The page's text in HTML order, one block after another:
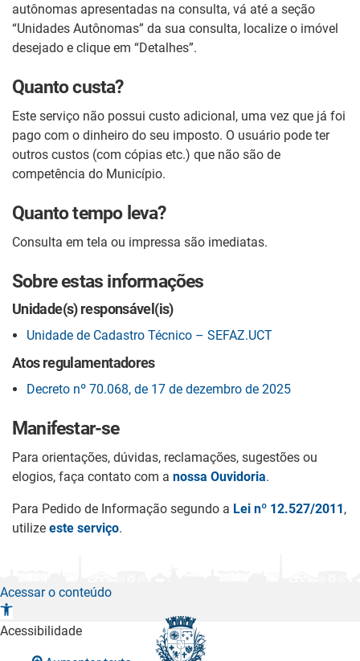
autônomas apresentadas na consulta, vá até a seção
“Unidades Autônomas” da sua consulta, localize o imóvel
desejado e clique em “Detalhes”.
Quanto custa?
Este serviço não possui custo adicional, uma vez que já foi
pago com o dinheiro do seu imposto. O usuário pode ter
outros custos (com cópias etc.) que não são de
competência do Município.
Quanto tempo leva?
Consulta em tela ou impressa são imediatas.
Sobre estas informações
Unidade(s) responsável(is)
Unidade de Cadastro Técnico – SEFAZ.UCT
Atos regulamentadores
Decreto nº 70.068, de 17 de dezembro de 2025
Manifestar-se
Para orientações, dúvidas, reclamações, sugestões ou
elogios, faça contato com a nossa Ouvidoria.
Para Pedido de Informação segundo a Lei nº 12.527/2011,
utilize este serviço.
Acessar o conteúdo
A
b
Acessibilidade